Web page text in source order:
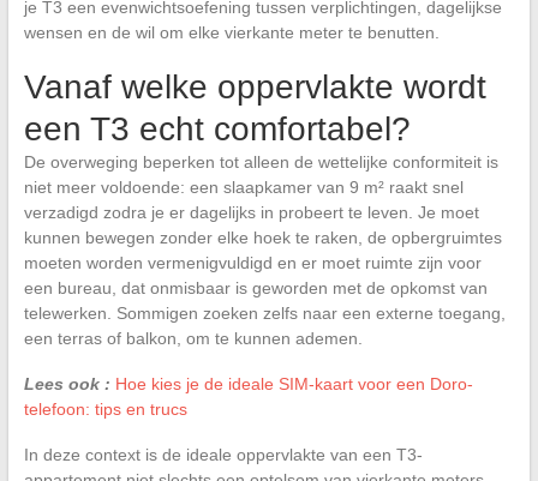
je T3 een evenwichtsoefening tussen verplichtingen, dagelijkse
wensen en de wil om elke vierkante meter te benutten.
Vanaf welke oppervlakte wordt
een T3 echt comfortabel?
De overweging beperken tot alleen de wettelijke conformiteit is
niet meer voldoende: een slaapkamer van 9 m² raakt snel
verzadigd zodra je er dagelijks in probeert te leven. Je moet
kunnen bewegen zonder elke hoek te raken, de opbergruimtes
moeten worden vermenigvuldigd en er moet ruimte zijn voor
een bureau, dat onmisbaar is geworden met de opkomst van
telewerken. Sommigen zoeken zelfs naar een externe toegang,
een terras of balkon, om te kunnen ademen.
Lees ook : Hoe kies je de ideale SIM-kaart voor een Doro-
telefoon: tips en trucs
In deze context is de ideale oppervlakte van een T3-